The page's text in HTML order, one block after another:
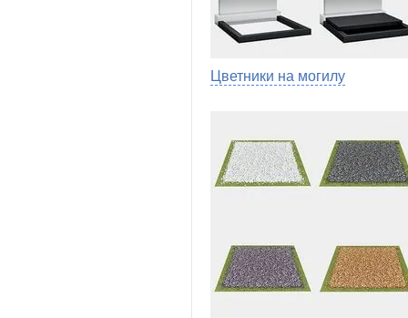
Цветники на могилу